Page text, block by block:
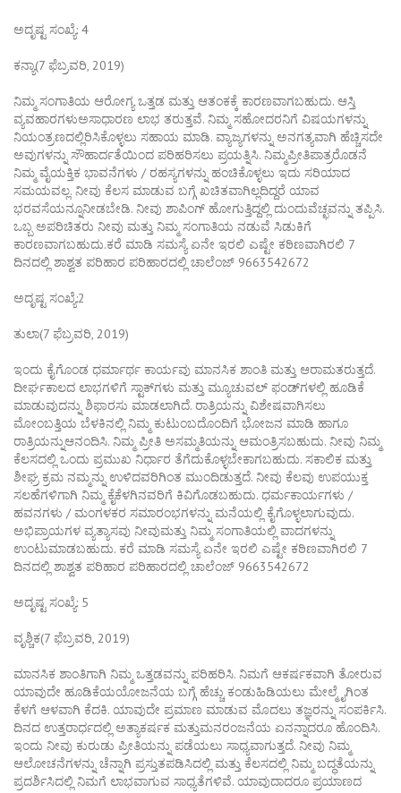
ಅದೃಷ್ಟ ಸಂಖ್ಯೆ: 4
ಕನ್ಯಾ(7 ಫೆಬ್ರವರಿ, 2019)
ನಿಮ್ಮ ಸಂಗಾತಿಯ ಆರೋಗ್ಯ ಒತ್ತಡ ಮತ್ತು ಆತಂಕಕ್ಕೆ ಕಾರಣವಾಗಬಹುದು. ಆಸ್ತಿ
ವ್ಯವಹಾರಗಳುಅಸಾಧಾರಣ ಲಾಭ ತರುತ್ತವೆ. ನಿಮ್ಮ ಸಹೋದರನಿಗೆ ವಿಷಯಗಳನ್ನು
ನಿಯಂತ್ರಣದಲ್ಲಿರಿಸಿಕೊಳ್ಳಲು ಸಹಾಯ ಮಾಡಿ. ವ್ಯಾಜ್ಯಗಳನ್ನು ಅನಗತ್ಯವಾಗಿ ಹೆಚ್ಚಿಸದೇ
ಅವುಗಳನ್ನು ಸೌಹಾರ್ದತೆಯಿಂದ ಪರಿಹರಿಸಲು ಪ್ರಯತ್ನಿಸಿ. ನಿಮ್ಮಪ್ರೀತಿಪಾತ್ರರೊಡನೆ
ನಿಮ್ಮ ವೈಯಕ್ತಿಕ ಭಾವನೆಗಳು / ರಹಸ್ಯಗಳನ್ನು ಹಂಚಿಕೊಳ್ಳಲು ಇದು ಸರಿಯಾದ
ಸಮಯವಲ್ಲ. ನೀವು ಕೆಲಸ ಮಾಡುವ ಬಗ್ಗೆ ಖಚಿತವಾಗಿಲ್ಲದಿದ್ದರೆ ಯಾವ
ಭರವಸೆಯನ್ನೂನೀಡಬೇಡಿ. ನೀವು ಶಾಪಿಂಗ್ ಹೋಗುತ್ತಿದ್ದಲ್ಲಿ ದುಂದುವೆಚ್ಛವನ್ನು ತಪ್ಪಿಸಿ.
ಒಬ್ಬ ಅಪರಿಚಿತರು ನೀವು ಮತ್ತು ನಿಮ್ಮ ಸಂಗಾತಿಯ ನಡುವೆ ಸಿಡುಕಿಗೆ
ಕಾರಣವಾಗಬಹುದು.ಕರೆ ಮಾಡಿ ಸಮಸ್ಯೆ ಏನೇ ಇರಲಿ ಎಷ್ಟೇ ಕಠಿಣವಾಗಿರಲಿ 7
ದಿನದಲ್ಲಿ ಶಾಶ್ವತ ಪರಿಹಾರ ಪರಿಹಾರದಲ್ಲಿ ಚಾಲೆಂಜ್ 9663542672
ಅದೃಷ್ಟ ಸಂಖ್ಯೆ:2
ತುಲಾ(7 ಫೆಬ್ರವರಿ, 2019)
ಇಂದು ಕೈಗೊಂಡ ಧರ್ಮಾರ್ಥ ಕಾರ್ಯವು ಮಾನಸಿಕ ಶಾಂತಿ ಮತ್ತು ಆರಾಮತರುತ್ತದೆ.
ದೀರ್ಘಕಾಲದ ಲಾಭಗಳಿಗೆ ಸ್ಟಾಕ್‌ಗಳು ಮತ್ತು ಮ್ಯೂಚುವಲ್ ಫಂಡ್‌ಗಳಲ್ಲಿ ಹೂಡಿಕೆ
ಮಾಡುವುದನ್ನು ಶಿಫಾರಸು ಮಾಡಲಾಗಿದೆ. ರಾತ್ರಿಯನ್ನು ವಿಶೇಷವಾಗಿಸಲು
ಮೋಂಬತ್ತಿಯ ಬೆಳಕಿನಲ್ಲಿ ನಿಮ್ಮ ಕುಟುಂಬದೊಂದಿಗೆ ಭೋಜನ ಮಾಡಿ ಹಾಗೂ
ರಾತ್ರಿಯನ್ನುಆನಂದಿಸಿ. ನಿಮ್ಮ ಪ್ರೀತಿ ಅಸಮ್ಮತಿಯನ್ನು ಆಮಂತ್ರಿಸಬಹುದು. ನೀವು ನಿಮ್ಮ
ಕೆಲಸದಲ್ಲಿ ಒಂದು ಪ್ರಮುಖ ನಿರ್ಧಾರ ತೆಗೆದುಕೊಳ್ಳಬೇಕಾಗಬಹುದು. ಸಕಾಲಿಕ ಮತ್ತು
ಶೀಘ್ರ ಕ್ರಮ ನಮ್ಮನ್ನು ಉಳಿದವರಿಗಿಂತ ಮುಂದಿಡುತ್ತದೆ. ನೀವು ಕೆಲವು ಉಪಯುಕ್ತ
ಸಲಹೆಗಳಿಗಾಗಿ ನಿಮ್ಮ ಕೈಕೆಳಗಿನವರಿಗೆ ಕಿವಿಗೊಡಬಹುದು. ಧರ್ಮಕಾರ್ಯಗಳು /
ಹವನಗಳು / ಮಂಗಳಕರ ಸಮಾರಂಭಗಳನ್ನು ಮನೆಯಲ್ಲಿ ಕೈಗೊಳ್ಳಲಾಗುವುದು.
ಅಭಿಪ್ರಾಯಗಳ ವ್ಯತ್ಯಾಸವು ನೀವುಮತ್ತು ನಿಮ್ಮ ಸಂಗಾತಿಯಲ್ಲಿ ವಾದಗಳನ್ನು
ಉಂಟುಮಾಡಬಹುದು. ಕರೆ ಮಾಡಿ ಸಮಸ್ಯೆ ಏನೇ ಇರಲಿ ಎಷ್ಟೇ ಕಠಿಣವಾಗಿರಲಿ 7
ದಿನದಲ್ಲಿ ಶಾಶ್ವತ ಪರಿಹಾರ ಪರಿಹಾರದಲ್ಲಿ ಚಾಲೆಂಜ್ 9663542672
ಅದೃಷ್ಟ ಸಂಖ್ಯೆ: 5
ವೃಶ್ಚಿಕ(7 ಫೆಬ್ರವರಿ, 2019)
ಮಾನಸಿಕ ಶಾಂತಿಗಾಗಿ ನಿಮ್ಮ ಒತ್ತಡವನ್ನು ಪರಿಹರಿಸಿ. ನಿಮಗೆ ಆಕರ್ಷಕವಾಗಿ ತೋರುವ
ಯಾವುದೇ ಹೂಡಿಕೆಯಯೋಜನೆಯ ಬಗ್ಗೆ ಹೆಚ್ಚು ಕಂಡುಹಿಡಿಯಲು ಮೇಲ್ಮೈಗಿಂತ
ಕೆಳಗೆ ಆಳವಾಗಿ ಕೆದಕಿ. ಯಾವುದೇ ಪ್ರಮಾಣ ಮಾಡುವ ಮೊದಲು ತಜ್ಞರನ್ನು ಸಂಪರ್ಕಿಸಿ.
ದಿನದ ಉತ್ತರಾರ್ಧದಲ್ಲಿ ಅತ್ಯಾಕರ್ಷಕ ಮತ್ತುಮನರಂಜನೆಯ ಏನನ್ನಾದರೂ ಹೊಂದಿಸಿ.
ಇಂದು ನೀವು ಕುರುಡು ಪ್ರೀತಿಯನ್ನು ಪಡೆಯಲು ಸಾಧ್ಯವಾಗುತ್ತದೆ. ನೀವು ನಿಮ್ಮ
ಆಲೋಚನೆಗಳನ್ನು ಚೆನ್ನಾಗಿ ಪ್ರಸ್ತುತಪಡಿಸಿದಲ್ಲಿ ಮತ್ತು ಕೆಲಸದಲ್ಲಿ ನಿಮ್ಮ ಬದ್ಧತೆಯನ್ನು
ಪ್ರದರ್ಶಿಸಿದಲ್ಲಿ ನಿಮಗೆ ಲಾಭವಾಗುವ ಸಾಧ್ಯತೆಗಳಿವೆ. ಯಾವುದಾದರೂ ಪ್ರಯಾಣದ